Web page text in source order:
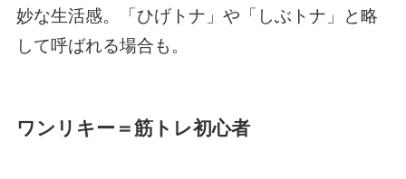
妙な生活感。「ひげトナ」や「しぶトナ」と略
して呼ばれる場合も。
ワンリキー＝筋トレ初心者